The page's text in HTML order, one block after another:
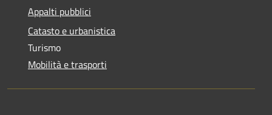
Appalti pubblici
Catasto e urbanistica
Turismo
Mobilità e trasporti